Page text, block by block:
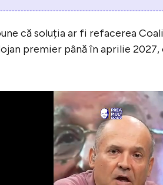
că soluția ar fi refacerea
premier până în aprilie